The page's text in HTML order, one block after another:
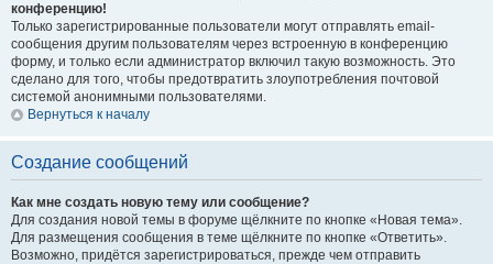
конференцию!
Только зарегистрированные пользователи могут отправлять email-
сообщения другим пользователям через встроенную в конференцию
форму, и только если администратор включил такую возможность. Это
сделано для того, чтобы предотвратить злоупотребления почтовой
системой анонимными пользователями.
Вернуться к началу
Создание сообщений
Как мне создать новую тему или сообщение?
Для создания новой темы в форуме щёлкните по кнопке «Новая тема».
Для размещения сообщения в теме щёлкните по кнопке «Ответить».
Возможно, придётся зарегистрироваться, прежде чем отправить